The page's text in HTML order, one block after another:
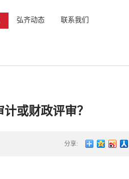
弘齐动态 联系我们
或财政评审？
分享: